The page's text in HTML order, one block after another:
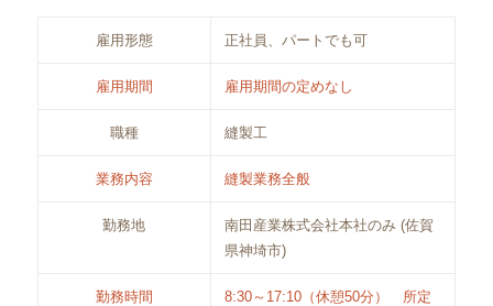
雇用形態 正社員、パートでも可
雇用期間 雇用期間の定めなし
職種 縫製工
業務内容 縫製業務全般
勤務地
南田産業株式会社本社のみ (佐賀
県神埼市)
勤務時間
8:30～17:10（休憩50分） 所定